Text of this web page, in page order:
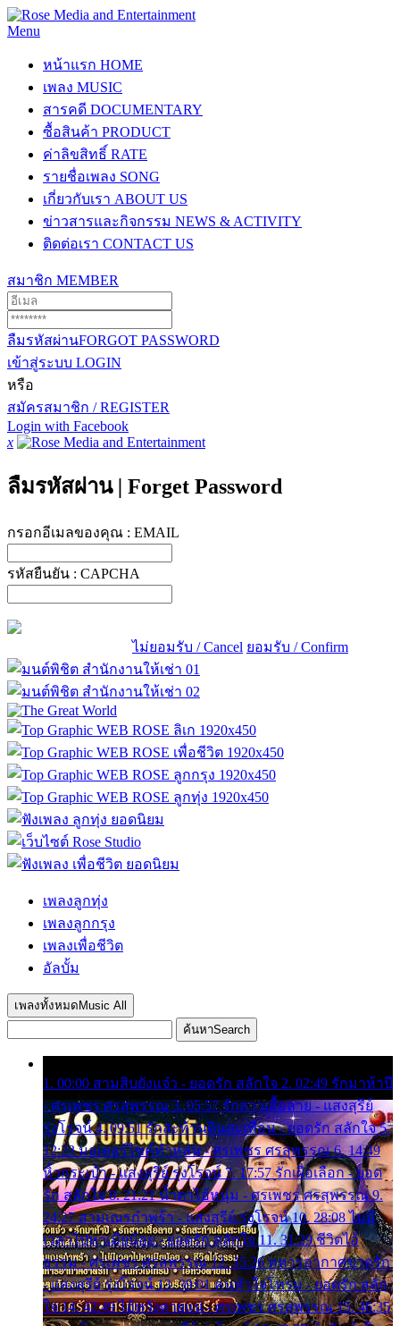
Menu
หน้าแรก HOME
เพลง MUSIC
สารคดี DOCUMENTARY
ซื้อสินค้า PRODUCT
ค่าลิขสิทธิ์ RATE
รายชื่อเพลง SONG
เกี่ยวกับเรา ABOUT US
ข่าวสารและกิจกรรม NEWS & ACTIVITY
ติดต่อเรา CONTACT US
สมาชิก MEMBER
ลืมรหัสผ่านFORGOT PASSWORD
เข้าสู่ระบบ LOGIN
หรือ
สมัครสมาชิก / REGISTER
Login with Facebook
x
ลืมรหัสผ่าน | Forget Password
กรอกอีเมลของคุณ : EMAIL
รหัสยืนยัน : CAPCHA
ไม่ยอมรับ / Cancel ยอมรับ / Confirm
เพลงลูกทุ่ง
เพลงลูกกรุง
เพลงเพื่อชีวิต
อัลบั้ม
เพลงทั้งหมด Music All
ค้นหาSearch
1. 00:00 สามสิบยังแจ๋ว - ยอดรัก สลักใจ 2. 02:49 รักมาห้าปี
- ศรเพชร ศรสุพรรณ 3. 05:57 รักสาวเสื้อลาย - แสงสุรีย์
รุ่งโรจน์ 4. 09:51 รักสะท้านดินสะเทือน - ยอดรัก สลักใจ 5.
12:23 มอเตอร์ไซค์ทำหล่น - ศรเพชร ศรสุพรรณ 6. 14:49
หิ้วกระเป๋า - แสงสุรีย์ รุ่งโรจน์ 7. 17:57 รักเผื่อเลือก - ยอด
รัก สลักใจ 8. 21:21 น้ำตาไอ้หนุ่ม - ศรเพชร ศรสุพรรณ 9.
24:27 สามเณรกำพร้า - แสงสุรีย์ รุ่งโรจน์ 10. 28:08 ไม่มี
เวลาไปหาเมียน้อย - ยอดรัก สลักใจ 11. 31:29 ชีวิตไอ้
ธรรม - ศรเพชร ศรสุพรรณ 12. 35:26 ทหารอากาศขาดรัก
- แสงสุรีย์ รุ่งโรจน์ 13. 39:01 คนหัวใจโทรม - ยอดรัก สลัก
ใจ 14. 42:49 ไอ้หวังตายแน่ - ศรเพชร ศรสุพรรณ 15. 46:35